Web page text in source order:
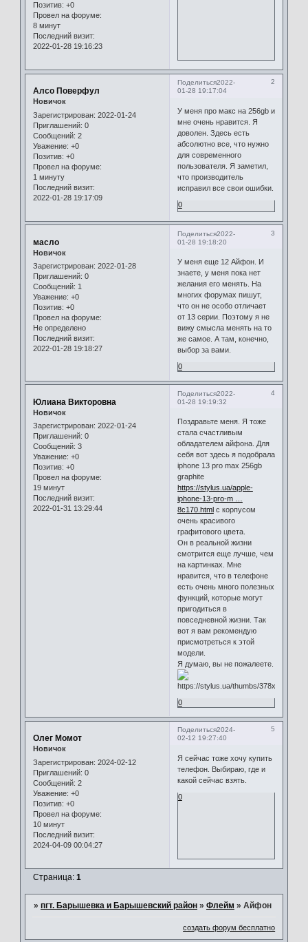
Позитив: +0
Провел на форуме:
8 минут
Последний визит:
2022-01-28 19:16:23
Поделиться 2
2022-
01-28 19:17:04
Алсо Поверфул
Новичок
Зарегистрирован: 2022-01-24
Приглашений: 0
Сообщений: 2
Уважение: +0
Позитив: +0
Провел на форуме:
1 минуту
Последний визит:
2022-01-28 19:17:09
У меня про макс на 256gb и
мне очень нравится. Я
доволен. Здесь есть
абсолютно все, что нужно
для современного
пользователя. Я заметил,
что производитель
исправил все свои ошибки.
0
Поделиться 3
2022-
01-28 19:18:20
масло
Новичок
Зарегистрирован: 2022-01-28
Приглашений: 0
Сообщений: 1
Уважение: +0
Позитив: +0
Провел на форуме:
Не определено
Последний визит:
2022-01-28 19:18:27
У меня еще 12 Айфон. И
знаете, у меня пока нет
желания его менять. На
многих форумах пишут,
что он не особо отличает
от 13 серии. Поэтому я не
вижу смысла менять на то
же самое. А там, конечно,
выбор за вами.
0
Поделиться 4
2022-
01-28 19:19:32
Юлиана Викторовна
Новичок
Зарегистрирован: 2022-01-24
Приглашений: 0
Сообщений: 3
Уважение: +0
Позитив: +0
Провел на форуме:
19 минут
Последний визит:
2022-01-31 13:29:44
Поздравьте меня. Я тоже
стала счастливым
обладателем айфона. Для
себя вот здесь я подобрала
iphone 13 pro max 256gb
graphite
https://stylus.ua/apple-
iphone-13-pro-m …
8c170.html с корпусом
очень красивого
графитового цвета.
Он в реальной жизни
смотрится еще лучше, чем
на картинках. Мне
нравится, что в телефоне
есть очень много полезных
функций, которые могут
пригодиться в
повседневной жизни. Так
вот я вам рекомендую
присмотреться к этой
модели.
Я думаю, вы не пожалеете.
0
Поделиться 5
2024-
02-12 19:27:40
Олег Момот
Новичок
Зарегистрирован: 2024-02-12
Приглашений: 0
Сообщений: 2
Уважение: +0
Позитив: +0
Провел на форуме:
10 минут
Последний визит:
2024-04-09 00:04:27
Я сейчас тоже хочу купить
телефон. Выбираю, где и
какой сейчас взять.
0
Страница: 1
» пгт. Барышевка и Барышевский район » Флейм » Айфон
создать форум бесплатно